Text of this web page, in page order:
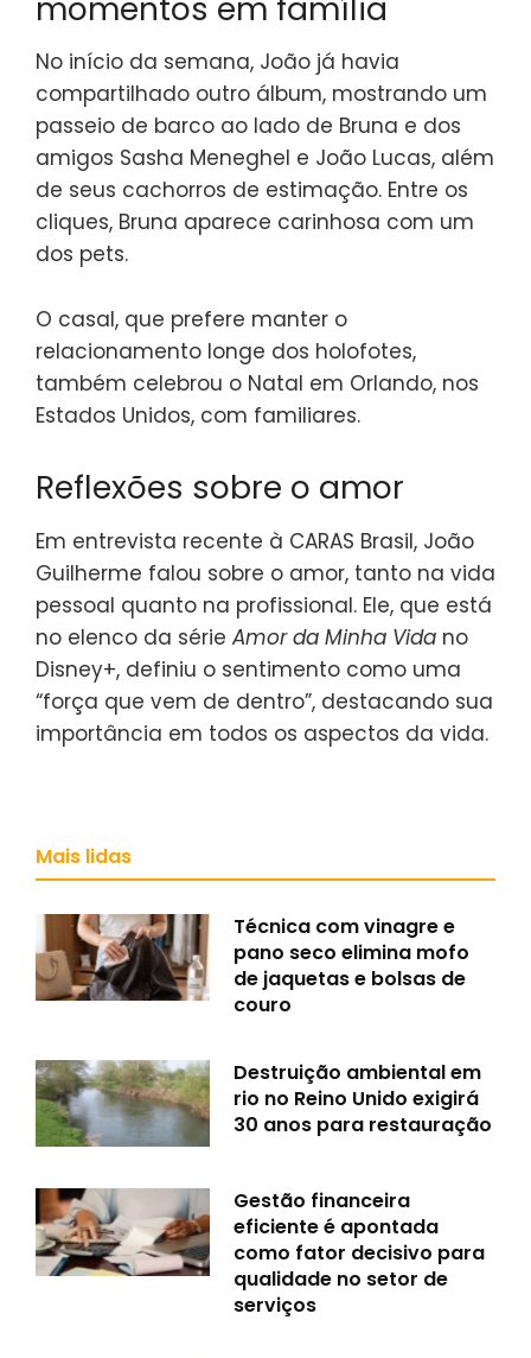
momentos em família
No início da semana, João já havia
compartilhado outro álbum, mostrando um
passeio de barco ao lado de Bruna e dos
amigos Sasha Meneghel e João Lucas, além
de seus cachorros de estimação. Entre os
cliques, Bruna aparece carinhosa com um
dos pets.
O casal, que prefere manter o
relacionamento longe dos holofotes,
também celebrou o Natal em Orlando, nos
Estados Unidos, com familiares.
Reflexões sobre o amor
Em entrevista recente à CARAS Brasil, João
Guilherme falou sobre o amor, tanto na vida
pessoal quanto na profissional. Ele, que está
no elenco da série Amor da Minha Vida no
Disney+, definiu o sentimento como uma
“força que vem de dentro”, destacando sua
importância em todos os aspectos da vida.
Mais lidas
Técnica com vinagre e
pano seco elimina mofo
de jaquetas e bolsas de
couro
Destruição ambiental em
rio no Reino Unido exigirá
30 anos para restauração
Gestão financeira
eficiente é apontada
como fator decisivo para
qualidade no setor de
serviços